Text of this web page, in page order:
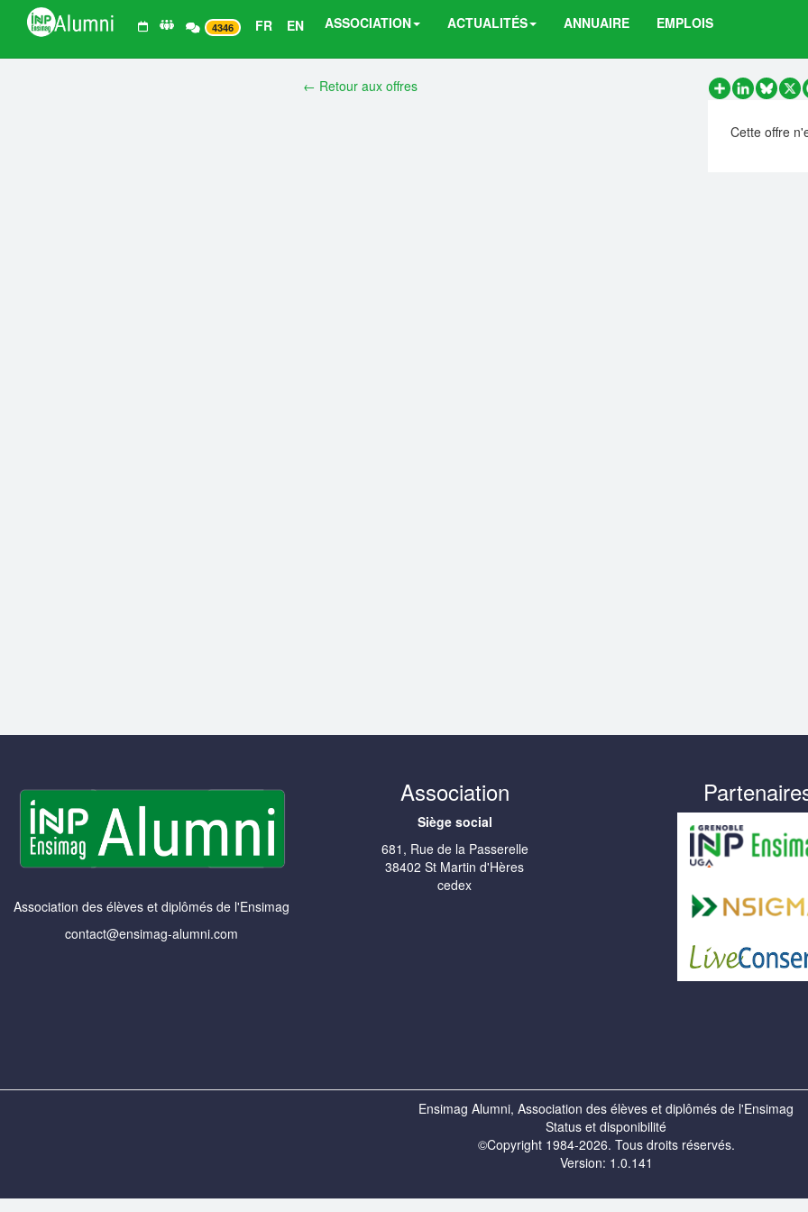
4346 FR EN ASSOCIATION ACTUALITÉS ANNUAIRE EMPLOIS
← Retour aux offres
PartagerLinkedInX
Cette offre
Association des élèves et diplômés de l'Ensimag
contact@ensimag-alumni.com
Association
Siège social
681, Rue de la Passerelle
38402 St Martin d'Hères
cedex
Ensimag Alumni, Association des élèves et diplômés de l'Ensimag
Status et disponibilité
©Copyright 1984-2026. Tous droits réservés.
Version: 1.0.141